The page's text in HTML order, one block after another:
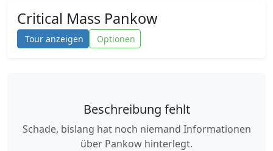
Critical Mass Pankow
Tour anzeigen Optionen
Beschreibung fehlt
Schade, bislang hat noch niemand Informationen
über Pankow hinterlegt.